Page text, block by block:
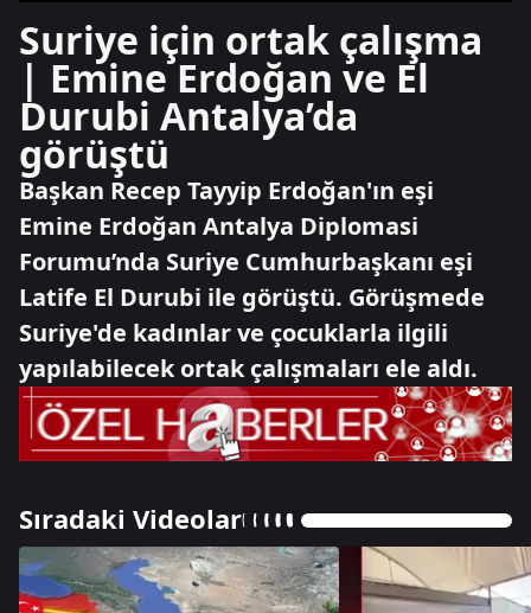
Suriye için ortak çalışma
| Emine Erdoğan ve El
Durubi Antalya’da
görüştü
Başkan Recep Tayyip Erdoğan'ın eşi
Emine Erdoğan Antalya Diplomasi
Forumu’nda Suriye Cumhurbaşkanı eşi
Latife El Durubi ile görüştü. Görüşmede
Suriye'de kadınlar ve çocuklarla ilgili
yapılabilecek ortak çalışmaları ele aldı.
Sıradaki Videolar